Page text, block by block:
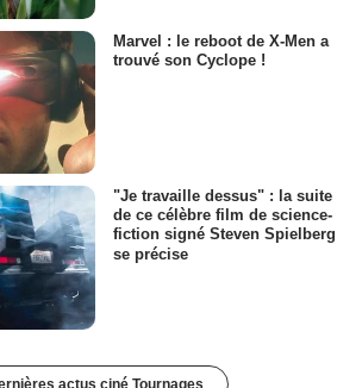
Marvel : le reboot de X-Men a
trouvé son Cyclope !
"Je travaille dessus" : la suite
de ce célèbre film de science-
fiction signé Steven Spielberg
se précise
actus ciné Tournages